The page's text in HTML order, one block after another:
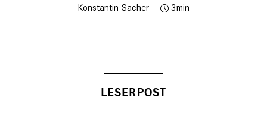
Konstantin Sacher 3